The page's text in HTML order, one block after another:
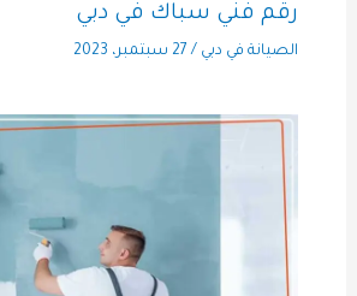
رقم فني سباك في دبي
الصيانة في دبي / 27 سبتمبر، 2023